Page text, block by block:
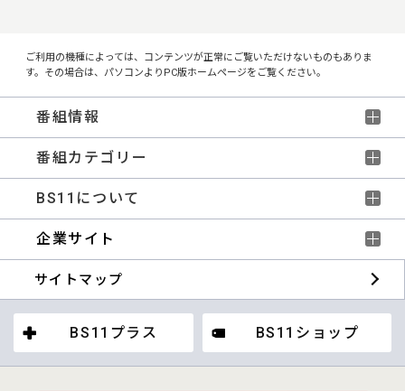
ご利用の機種によっては、コンテンツが正常にご覧いただけないものもありま
す。その場合は、パソコンよりPC版ホームページをご覧ください。
番組情報
番組カテゴリー
BS11について
企業サイト
サイトマップ
BS11プラス BS11ショップ